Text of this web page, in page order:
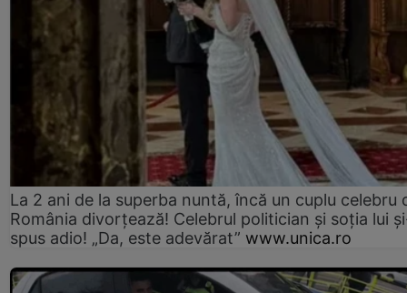
La 2 ani de la superba nuntă, încă un cuplu celebru
România divorțează! Celebrul politician și soția lui
spus adio! „Da, este adevărat” www.unica.ro